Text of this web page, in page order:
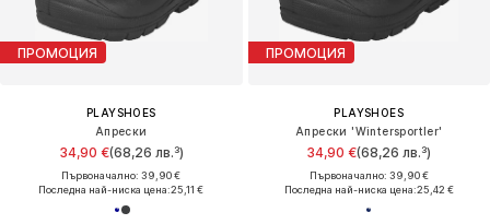
ПРОМОЦИЯ
PLAYSHOES
Апрески
34,90 €(68,26 лв.³)
Първоначално: 39,90 €
Последна най-ниска цена:25,11 €
ПРОМОЦИЯ
PLAYSHOES
Апрески 'Wintersportler'
34,90 €(68,26 лв.³)
Първоначално: 39,90 €
Последна най-ниска цена:25,42 €